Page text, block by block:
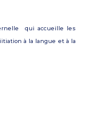
qui accueille les
à la langue et à la